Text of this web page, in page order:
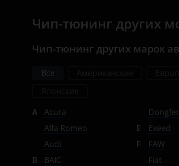
Porsche
Ravon
Saab
Seat
Skoda
Чип-тюнинг других
Чип-тюнинг других марок
Все
A
Acura
Alfa Romeo
Audi
B
BAIC
E
Exeed
F
FAW
Fiat